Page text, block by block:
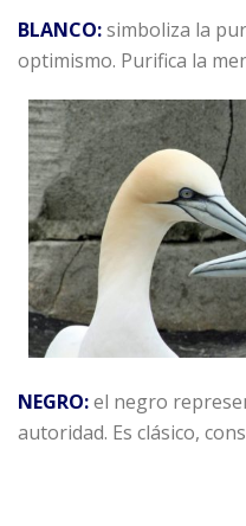
BLANCO:simboliza la
optimismo. Purifica la
NEGRO:el negro
autoridad. Es clásico,